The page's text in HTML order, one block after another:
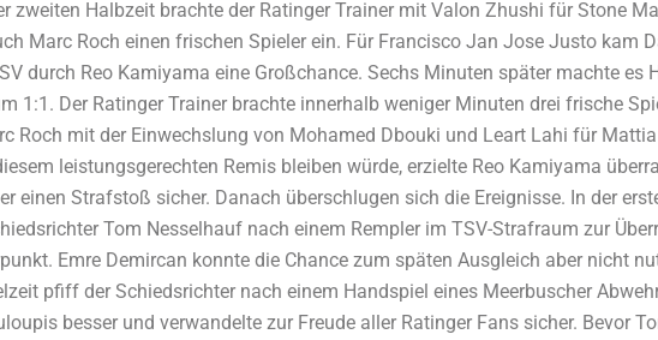
zweiten Halbzeit brachte der Ratinger Trainer mit Valon Zhushi für Stone
Marc Roch einen frischen Spieler ein. Für Francisco Jan Jose Justo kam
durch Reo Kamiyama eine Großchance. Sechs Minuten später machte es
1:1. Der Ratinger Trainer brachte innerhalb weniger Minuten drei frische
Roch mit der Einwechslung von Mohamed Dbouki und Leart Lahi für
leistungsgerechten Remis bleiben würde, erzielte Reo Kamiyama
einen Strafstoß sicher. Danach überschlugen sich die Ereignisse. In der
Tom Nesselhauf nach einem Rempler im TSV-Strafraum zur
Emre Demircan konnte die Chance zum späten Ausgleich aber nicht
pfiff der Schiedsrichter nach einem Handspiel eines Meerbuscher
besser und verwandelte zur Freude aller Ratinger Fans sicher. Bevor